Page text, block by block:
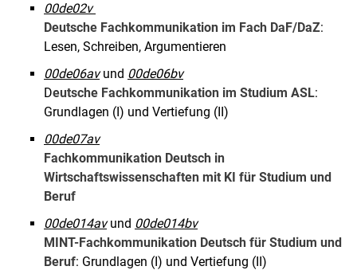
00de02v
Deutsche Fachkommunikation im Fach DaF/DaZ:
Lesen, Schreiben, Argumentieren
00de06avund 00de06bv
Deutsche Fachkommunikation im Studium ASL:
Grundlagen (I) und Vertiefung (II)
00de07av
Fachkommunikation Deutsch in
Wirtschaftswissenschaften mit KI für Studium und
Beruf
00de014avund 00de014bv
MINT-Fachkommunikation Deutsch für Studium und
Beruf: Grundlagen (I) und Vertiefung (II)